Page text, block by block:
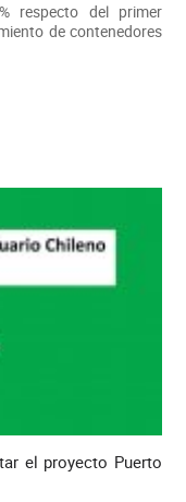
respecto del primer
de contenedores
el proyecto Puerto